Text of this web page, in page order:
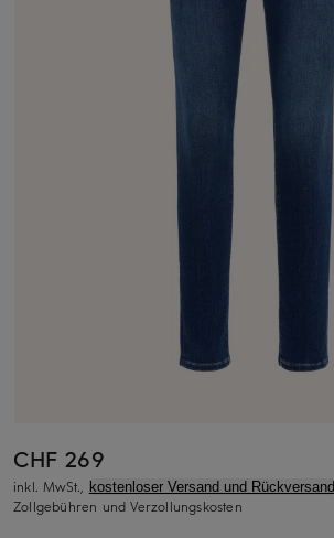
CHF 269
inkl. MwSt., kostenloser Versand und Rückversand
Zollgebühren und Verzollungskosten